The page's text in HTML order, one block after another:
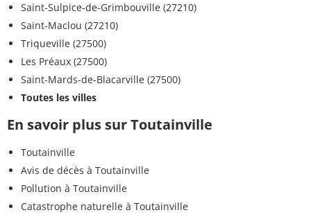
Saint-Sulpice-de-Grimbouville (27210)
Saint-Maclou (27210)
Triqueville (27500)
Les Préaux (27500)
Saint-Mards-de-Blacarville (27500)
Toutes les villes
En savoir plus sur Toutainville
Toutainville
Avis de décès à Toutainville
Pollution à Toutainville
Catastrophe naturelle à Toutainville